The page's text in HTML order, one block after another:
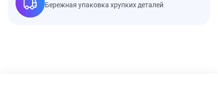
Бережная упаковка хрупких деталей